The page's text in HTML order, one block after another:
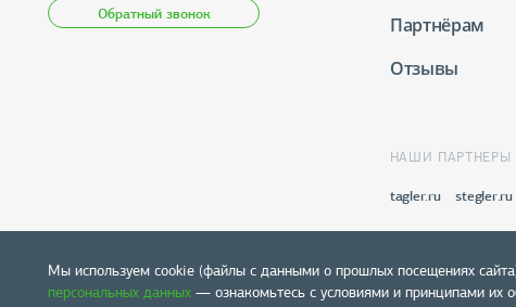
Обратный звонок
Партнёрам
Отзывы
НАШИ ПАРТНЕРЫ
tagler.ru stegler.ru
© 2004-2026 NV-lab. Все права защищены. Карта сайта
Мы используем cookie (файлы с данными о прошлых посещениях
персональных данных — ознакомьтесь с условиями и принципами их